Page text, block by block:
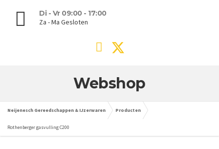
Di - Vr 09:00 - 17:00
Za - Ma Gesloten
Webshop
Neijenesch Gereedschappen & IJzerwaren Producten
Rothenberger gasvulling C200